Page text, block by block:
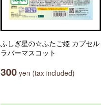
ふしぎ星の☆ふたご姫 カプセル
ラバーマスコット
300 yen (tax included)